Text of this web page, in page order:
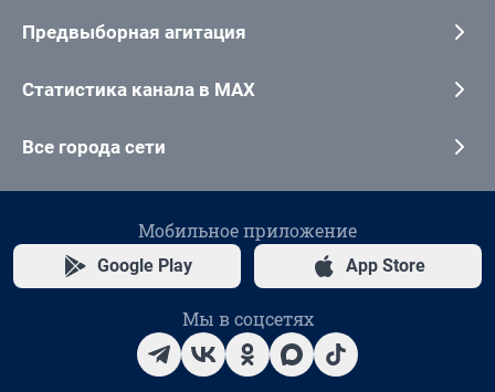
Предвыборная агитация
Статистика канала в MAX
Все города сети
Мобильное приложение
Google Play App Store
Мы в соцсетях